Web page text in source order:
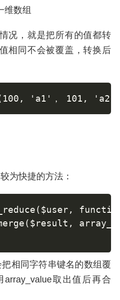
维数组
况，就是把所有的值都转
相同不会被覆盖，转换后
'a1'， 101,
为快捷的方法：
相同字符串键名的数组覆
取出值后再合